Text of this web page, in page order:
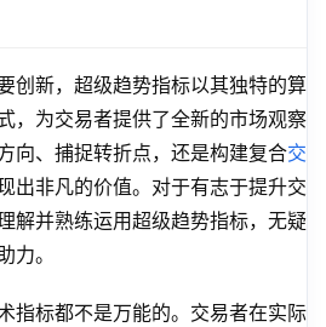
创新，超级趋势指标以其独特的算
，为交易者提供了全新的市场观察
向、捕捉转折点，还是构建复合交
出非凡的价值。对于有志于提升交
解并熟练运用超级趋势指标，无疑
力。
指标都不是万能的。交易者在实际